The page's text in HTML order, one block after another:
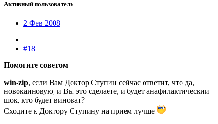
Активный пользователь
2 Фев 2008
#18
Помогите советом
win-zip, если Вам Доктор Ступин сейчас ответит, что да,
новокаиновую, и Вы это сделаете, и будет анафилактический
шок, кто будет виноват?
Сходите к Доктору Ступину на прием лучше